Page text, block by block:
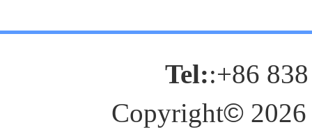
Tel::+86
Copyright© 2026